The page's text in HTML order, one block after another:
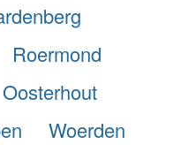
Roermond
Oosterhout
Woerden